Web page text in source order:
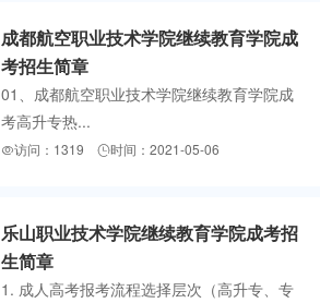
成都航空职业技术学院继续教育学院成
考招生简章
01、成都航空职业技术学院继续教育学院成
考高升专热...
访问：1319 时间：2021-05-06
乐山职业技术学院继续教育学院成考招
生简章
1. 成人高考报考流程选择层次（高升专、专